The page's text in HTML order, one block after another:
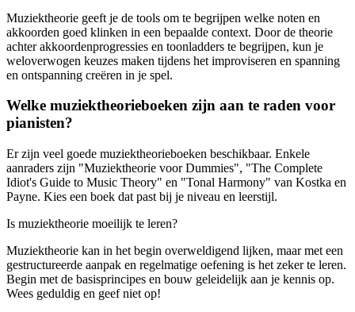
Muziektheorie geeft je de tools om te begrijpen welke noten en
akkoorden goed klinken in een bepaalde context. Door de theorie
achter akkoordenprogressies en toonladders te begrijpen, kun je
weloverwogen keuzes maken tijdens het improviseren en spanning
en ontspanning creëren in je spel.
Welke muziektheorieboeken zijn aan te raden voor
pianisten?
Er zijn veel goede muziektheorieboeken beschikbaar. Enkele
aanraders zijn "Muziektheorie voor Dummies", "The Complete
Idiot's Guide to Music Theory" en "Tonal Harmony" van Kostka en
Payne. Kies een boek dat past bij je niveau en leerstijl.
Is muziektheorie moeilijk te leren?
Muziektheorie kan in het begin overweldigend lijken, maar met een
gestructureerde aanpak en regelmatige oefening is het zeker te leren.
Begin met de basisprincipes en bouw geleidelijk aan je kennis op.
Wees geduldig en geef niet op!